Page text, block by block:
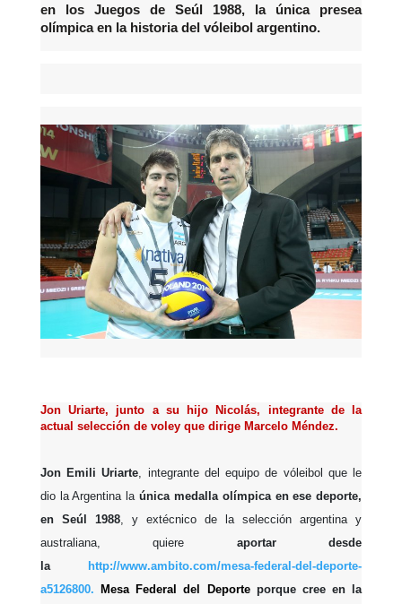
en los Juegos de Seúl 1988, la única presea
olímpica en la historia del vóleibol argentino.
Jon Uriarte, junto a su hijo Nicolás, integrante de la
actual selección de voley que dirige Marcelo Méndez.
Jon Emili Uriarte , integrante del equipo de vóleibol que le
dio la Argentina laúnica medalla olímpica en ese deporte,
en Seúl 1988, y extécnico de la selección argentina y
australiana, quiere aportar desde
la
http://www.ambito.com/mesa-federal-del-deporte-
a5126800.
Mesa Federal del Deporteporque cree en la